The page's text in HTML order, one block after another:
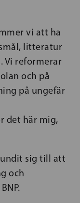
vi att ha
litteratur
Vi reformerar
och på
på ungefär
det här mig,
sig till att
och